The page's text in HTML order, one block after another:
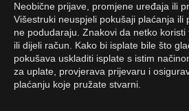
Neobične prijave, promjene uređaja ili
Višestruki neuspjeli pokušaji plaćanja ili
ne podudaraju. Znakovi da netko
ili dijeli račun. Kako bi isplate bile što
pokušava uskladiti isplate s istim
za uplate, provjerava prijevaru i
plaćanju koje pružate stvarni.